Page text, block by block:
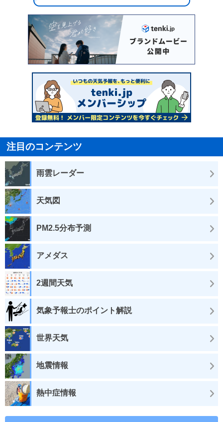
注目のコンテンツ
雨雲レーダー
天気図
PM2.5分布予測
アメダス
2週間天気
気象予報士のポイント解説
世界天気
地震情報
熱中症情報